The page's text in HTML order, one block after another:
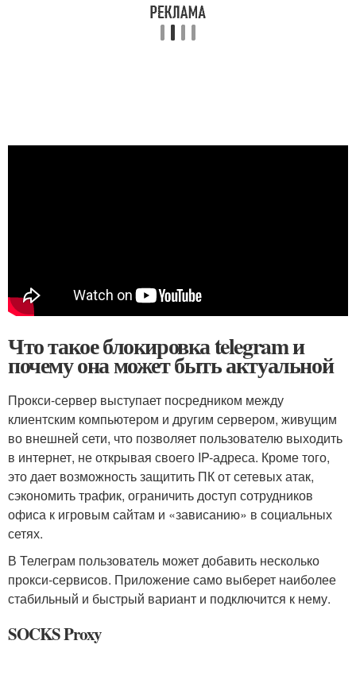
Что такое блокировка telegram и
почему она может быть актуальной
Прокси-сервер выступает посредником между
клиентским компьютером и другим сервером, живущим
во внешней сети, что позволяет пользователю выходить
в интернет, не открывая своего IP-адреса. Кроме того,
это дает возможность защитить ПК от сетевых атак,
сэкономить трафик, ограничить доступ сотрудников
офиса к игровым сайтам и «зависанию» в социальных
сетях.
В Телеграм пользователь может добавить несколько
прокси-сервисов. Приложение само выберет наиболее
стабильный и быстрый вариант и подключится к нему.
SOCKS Proxy